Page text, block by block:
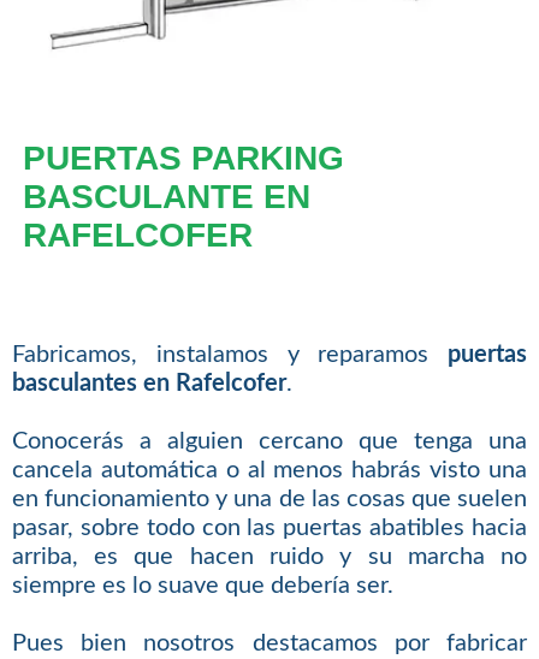
PUERTAS PARKING
BASCULANTE EN
RAFELCOFER
Fabricamos, instalamos y reparamos puertas
basculantes en Rafelcofer.
Conocerás a alguien cercano que tenga una
cancela automática o al menos habrás visto una
en funcionamiento y una de las cosas que suelen
pasar, sobre todo con las puertas abatibles hacia
arriba, es que hacen ruido y su marcha no
siempre es lo suave que debería ser.
Pues bien nosotros destacamos por fabricar